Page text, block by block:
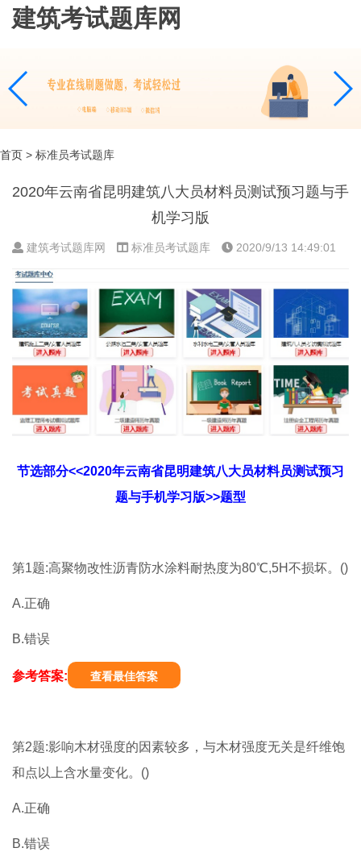
建筑考试题库网
首页 > 标准员考试题库
2020年云南省昆明建筑八大员材料员测试预习题与手
机学习版
建筑考试题库网 标准员考试题库 2020/9/13 14:49:01
节选部分<<2020年云南省昆明建筑八大员材料员测试预习
题与手机学习版>>题型
第1题:高聚物改性沥青防水涂料耐热度为80℃,5H不损坏。()
A.正确
B.错误
参考答案: 查看最佳答案
第2题:影响木材强度的因素较多，与木材强度无关是纤维饱
和点以上含水量变化。()
A.正确
B.错误